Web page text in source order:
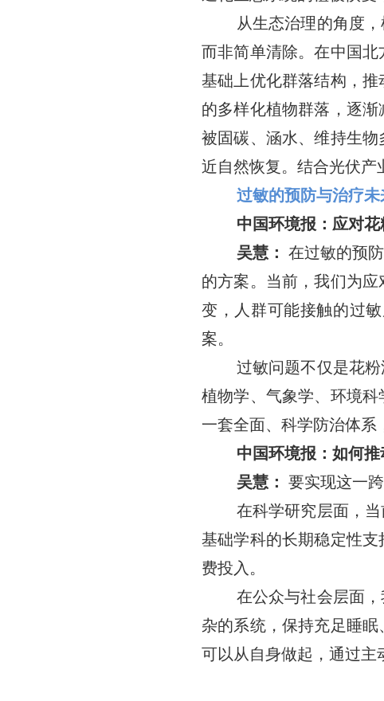
从生态治理的角度
而非简单清除。在中国
基础上优化群落结构，
的多样化植物群落，逐
被固碳、涵水、维持生
近自然恢复。结合光伏产
过敏的预防与治疗未
中国环境报：应对
吴慧： 在过敏的预
的方案。当前，我们为
变，人群可能接触的过
案。
过敏问题不仅是花
植物学、气象学、环境
一套全面、科学防治体系
中国环境报：如何
吴慧： 要实现这一
在科学研究层面，
基础学科的长期稳定性
费投入。
在公众与社会层面
杂的系统，保持充足睡
可以从自身做起，通过主